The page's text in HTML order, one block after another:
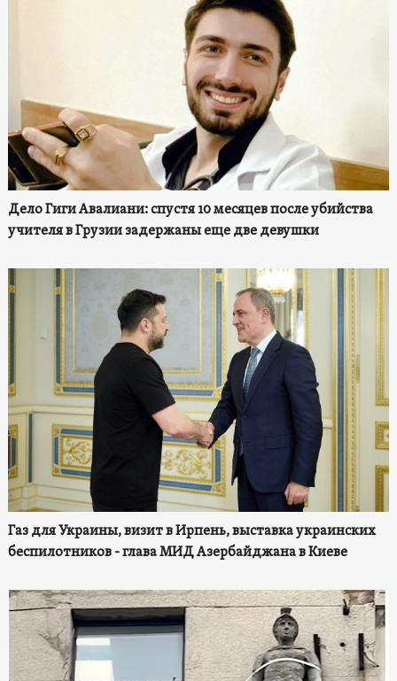
Дело Гиги Авалиани: спустя 10 месяцев после убийства
учителя в Грузии задержаны еще две девушки
Газ для Украины, визит в Ирпень, выставка украинских
беспилотников - глава МИД Азербайджана в Киеве